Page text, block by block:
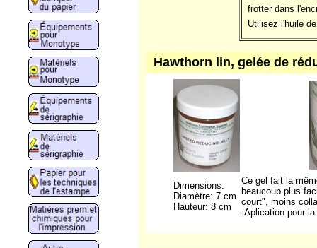
frotter dans
Utilisez l'huile
Hawthorn lin, gelée de
Dimensions:
Diamètre: 7 cm
Hauteur: 8 cm
Ce gel fait la
beaucoup plus
court", moins
.Aplication pour la